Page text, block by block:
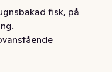
fisk, på